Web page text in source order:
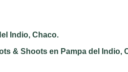
Indio, Chaco.
& Shoots en Pampa del